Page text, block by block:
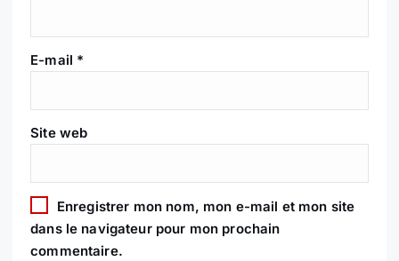
R
T
I
C
L
E
E-mail *
Site web
Enregistrer mon nom, mon e-mail et mon site
dans le navigateur pour mon prochain
commentaire.